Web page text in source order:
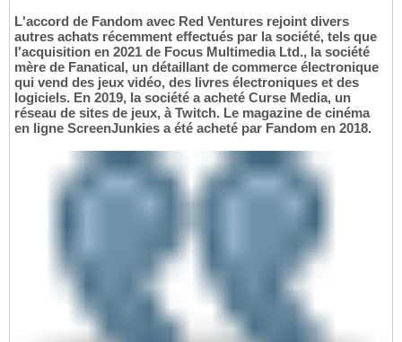
L'accord de Fandom avec Red Ventures rejoint divers
autres achats récemment effectués par la société, tels que
l'acquisition en 2021 de Focus Multimedia Ltd., la société
mère de Fanatical, un détaillant de commerce électronique
qui vend des jeux vidéo, des livres électroniques et des
logiciels. En 2019, la société a acheté Curse Media, un
réseau de sites de jeux, à Twitch. Le magazine de cinéma
en ligne ScreenJunkies a été acheté par Fandom en 2018.